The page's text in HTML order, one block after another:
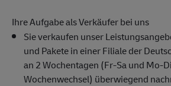
Ihre Aufgabe als Verkäufer bei uns
Sie verkaufen unser
und Pakete in einer Filiale der
an 2 Wochentagen (Fr-Sa und Mo-
Wochenwechsel) überwiegend